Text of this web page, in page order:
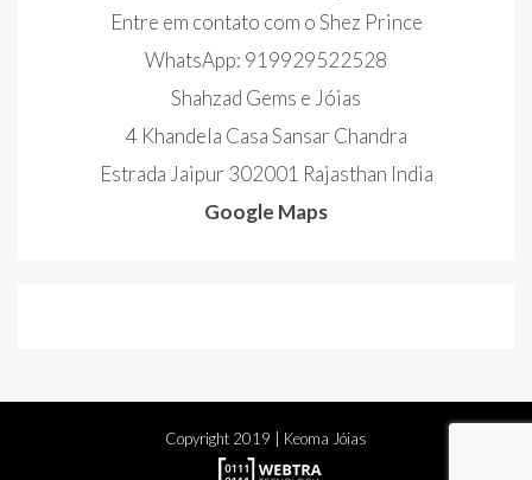
Entre em contato com o Shez Prince
WhatsApp: 919929522528
Shahzad Gems e Jóias
4 Khandela Casa Sansar Chandra
Estrada Jaipur 302001 Rajasthan India
Google Maps
Copyright 2019 | Keoma Jóias